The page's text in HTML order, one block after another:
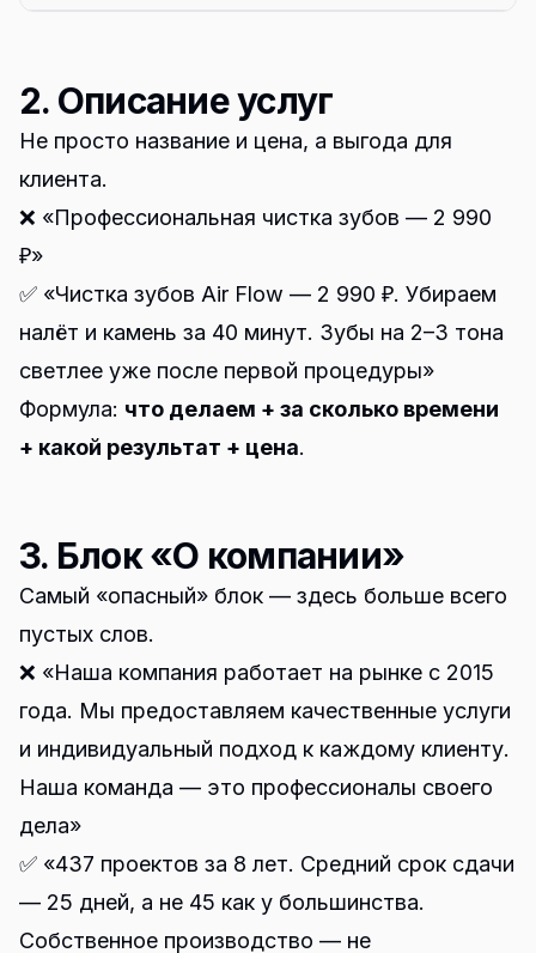
2. Описание услуг
Не просто название и цена, а выгода для
клиента.
❌ «Профессиональная чистка зубов — 2 990
₽»
✅ «Чистка зубов Air Flow — 2 990 ₽. Убираем
налёт и камень за 40 минут. Зубы на 2–3 тона
светлее уже после первой процедуры»
Формула: что делаем + за сколько времени
+ какой результат + цена.
3. Блок «О компании»
Самый «опасный» блок — здесь больше всего
пустых слов.
❌ «Наша компания работает на рынке с 2015
года. Мы предоставляем качественные услуги
и индивидуальный подход к каждому клиенту.
Наша команда — это профессионалы своего
дела»
✅ «437 проектов за 8 лет. Средний срок сдачи
— 25 дней, а не 45 как у большинства.
Собственное производство — не